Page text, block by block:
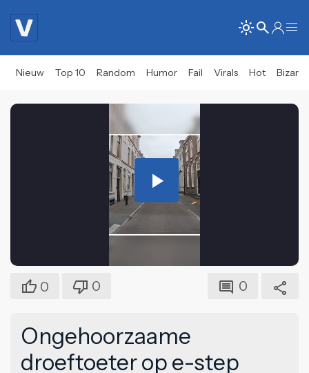
Nieuw Top 10 Random Humor Fail Virals Hot Bizar
Play
Video
0 0 0
Ongehoorzaame
droeftoeter op e-step